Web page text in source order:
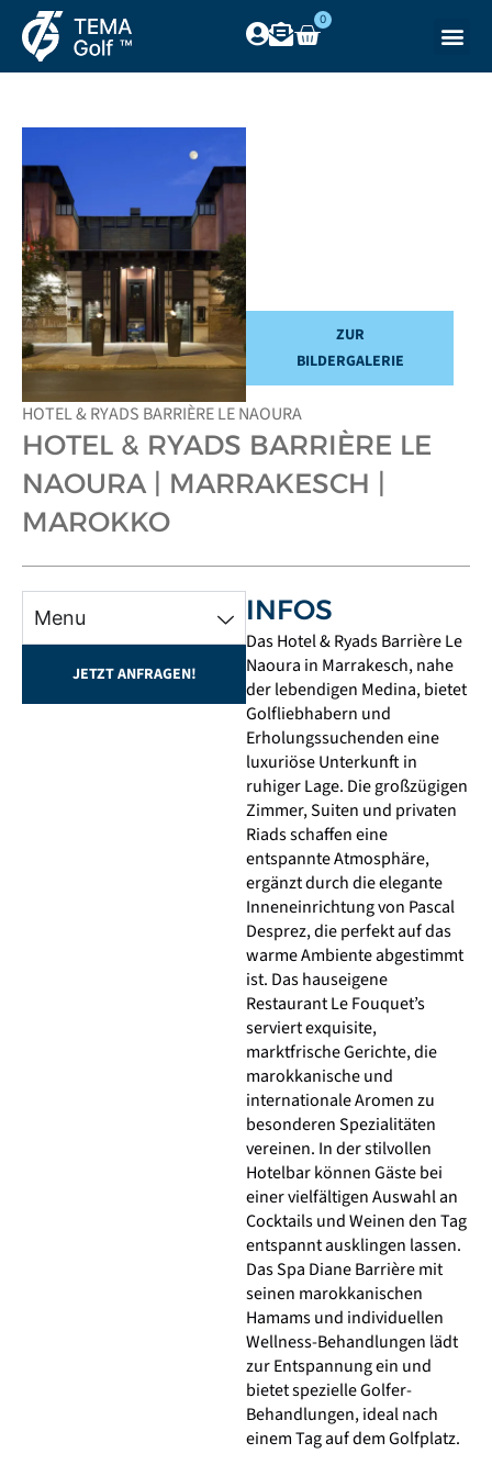
0
ZUR
BILDERGALERIE
HOTEL & RYADS BARRIÈRE LE NAOURA
HOTEL & RYADS BARRIÈRE LE
NAOURA | MARRAKESCH |
MAROKKO
Menu
JETZT ANFRAGEN!
INFOS
Das Hotel & Ryads Barrière Le
Naoura in Marrakesch, nahe
der lebendigen Medina, bietet
Golfliebhabern und
Erholungssuchenden eine
luxuriöse Unterkunft in
ruhiger Lage. Die großzügigen
Zimmer, Suiten und privaten
Riads schaffen eine
entspannte Atmosphäre,
ergänzt durch die elegante
Inneneinrichtung von Pascal
Desprez, die perfekt auf das
warme Ambiente abgestimmt
ist. Das hauseigene
Restaurant Le Fouquet’s
serviert exquisite,
marktfrische Gerichte, die
marokkanische und
internationale Aromen zu
besonderen Spezialitäten
vereinen. In der stilvollen
Hotelbar können Gäste bei
einer vielfältigen Auswahl an
Cocktails und Weinen den Tag
entspannt ausklingen lassen.
Das Spa Diane Barrière mit
seinen marokkanischen
Hamams und individuellen
Wellness-Behandlungen lädt
zur Entspannung ein und
bietet spezielle Golfer-
Behandlungen, ideal nach
einem Tag auf dem Golfplatz.